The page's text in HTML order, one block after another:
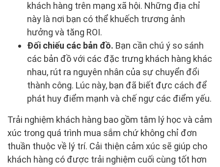
khách hàng trên mạng xã hội. Những địa chỉ
này là nơi bạn có thể khuếch trương ảnh
hưởng và tăng ROI.
Đối chiếu các bản đồ. Bạn cần chú ý so sánh
các bản đồ với các đặc trưng khách hàng khác
nhau, rút ra nguyên nhân của sự chuyển đổi
thành công. Lúc này, bạn đã biết đực cách để
phát huy điểm mạnh và chế ngự các điểm yếu.
Trải nghiệm khách hàng bao gồm tâm lý học và cảm
xúc trong quá trình mua sắm chứ không chỉ đơn
thuần thuộc về lý trí. Cải thiện cảm xúc sẽ giúp cho
khách hàng có được trải nghiệm cuối cùng tốt hơn